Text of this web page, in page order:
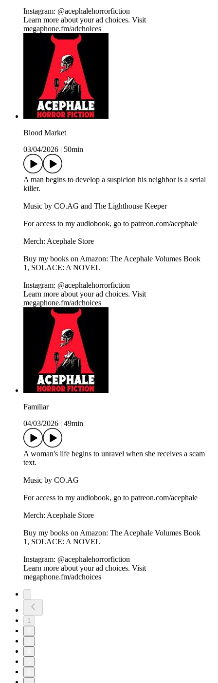
Instagram: @acephalehorrorfiction
Learn more about your ad choices. Visit
megaphone.fm/adchoices
Blood Market
03/04/2026
50min
A man begins to develop a suspicion his neighbor is a serial
killer.
Music by CO.AG and The Lighthouse Keeper
For access to my audiobook, go to patreon.com/acephale
Merch: Acephale Store
Buy my books on Amazon: The Acephale Volumes Book
1, SOLACE: A NOVEL
Instagram: @acephalehorrorfiction
Learn more about your ad choices. Visit
megaphone.fm/adchoices
Familiar
04/03/2026
49min
A woman's life begins to unravel when she receives a scam
text.
Music by CO.AG
For access to my audiobook, go to patreon.com/acephale
Merch: Acephale Store
Buy my books on Amazon: The Acephale Volumes Book
1, SOLACE: A NOVEL
Instagram: @acephalehorrorfiction
Learn more about your ad choices. Visit
megaphone.fm/adchoices
1